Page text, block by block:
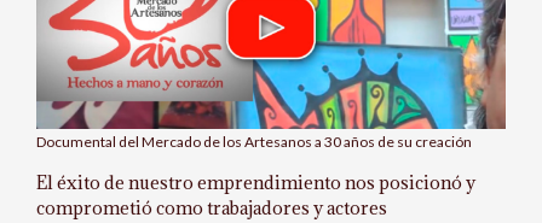
Documental del Mercado de los Artesanos a 30 años de su creación
El éxito de nuestro emprendimiento nos posicionó y
comprometió como trabajadores y actores